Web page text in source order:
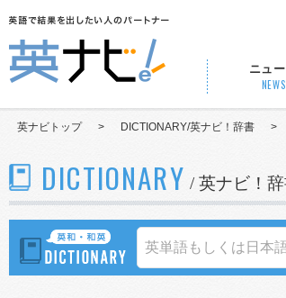
ニュ
NEWS
英ナビトップ > DICTIONARY/英ナビ！辞書 >
DICTIONARY / 英ナビ！